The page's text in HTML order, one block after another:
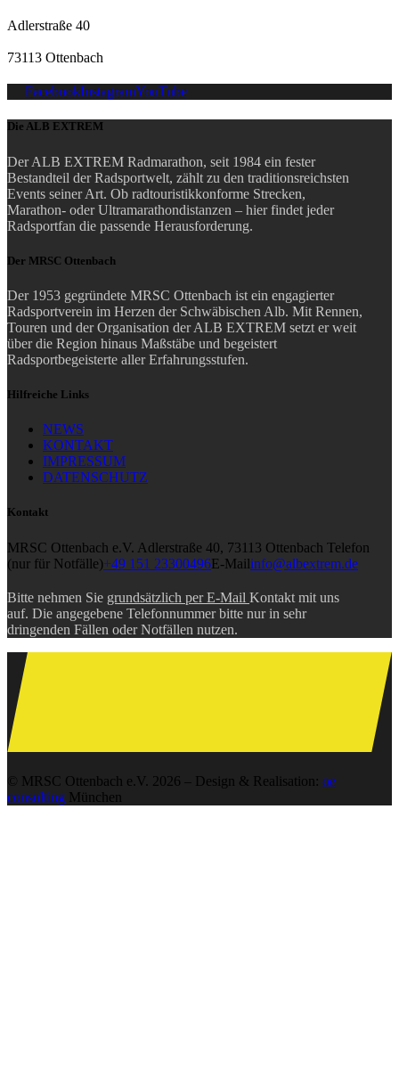
Adlerstraße 40
73113 Ottenbach
FacebookInstagramYouTube
Die ALB EXTREM
Der ALB EXTREM Radmarathon, seit 1984 ein fester
Bestandteil der Radsportwelt, zählt zu den traditionsreichsten
Events seiner Art. Ob radtouristikkonforme Strecken,
Marathon- oder Ultramarathondistanzen – hier findet jeder
Radsportfan die passende Herausforderung.
Der MRSC Ottenbach
Der 1953 gegründete MRSC Ottenbach ist ein engagierter
Radsportverein im Herzen der Schwäbischen Alb. Mit Rennen,
Touren und der Organisation der ALB EXTREM setzt er weit
über die Region hinaus Maßstäbe und begeistert
Radsportbegeisterte aller Erfahrungsstufen.
Hilfreiche Links
NEWS
KONTAKT
IMPRESSUM
DATENSCHUTZ
Kontakt
MRSC Ottenbach e.V. Adlerstraße 40, 73113 Ottenbach Telefon
(nur für Notfälle)+49 151 23300496E-Mailinfo@albextrem.de
Bitte nehmen Sie grundsätzlich per E-Mail Kontakt mit uns
auf. Die angegebene Telefonnummer bitte nur in sehr
dringenden Fällen oder Notfällen nutzen.
© MRSC Ottenbach e.V. 2026 – Design & Realisation: oe
consulting München